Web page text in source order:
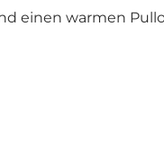
einen warmen